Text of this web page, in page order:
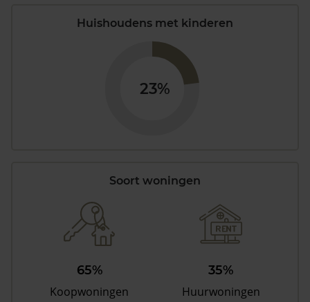
Huishoudens met kinderen
23%
Soort woningen
65%
Koopwoningen
35%
Huurwoningen